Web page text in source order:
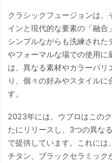
クラシックフュージョンは
インと現代的な要素の「融合
シンプルながらも洗練され
やフォーマルな場での使用
は、異なる素材やカラーバリ
り、個々の好みやスタイルに
す。
2023年には、ウブロはこの
たにリリースし、3つの異な
で提供しています。これには
チタン、ブラックセラミック